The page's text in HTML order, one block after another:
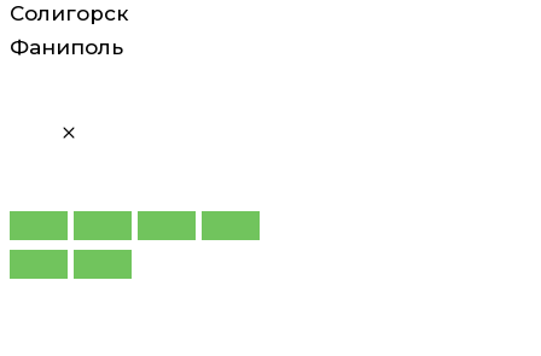
Солигорск
Фаниполь